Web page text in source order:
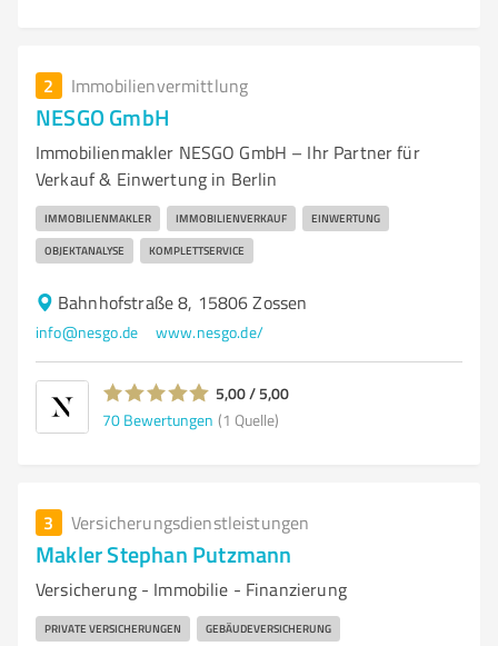
2 Immobilienvermittlung
NESGO GmbH
Immobilienmakler NESGO GmbH – Ihr Partner für
Verkauf & Einwertung in Berlin
IMMOBILIENMAKLER IMMOBILIENVERKAUF EINWERTUNG
OBJEKTANALYSE KOMPLETTSERVICE
Bahnhofstraße 8, 15806 Zossen
info@nesgo.de www.nesgo.de/
5,00 / 5,00
70 Bewertungen (1 Quelle)
3 Versicherungsdienstleistungen
Makler Stephan Putzmann
Versicherung - Immobilie - Finanzierung
PRIVATE VERSICHERUNGEN GEBÄUDEVERSICHERUNG